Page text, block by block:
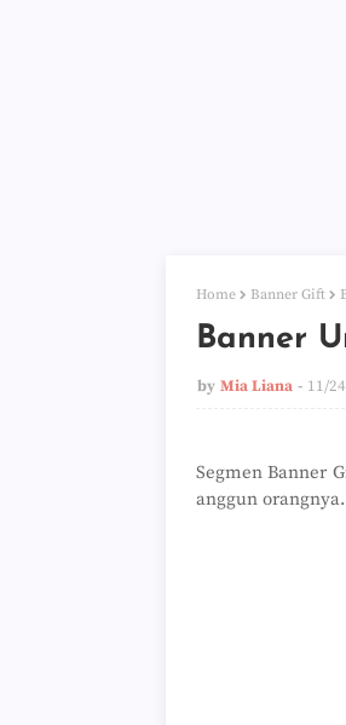
Home Banner Gift
Banner
by Mia Liana 11/
Segmen Banner
anggun